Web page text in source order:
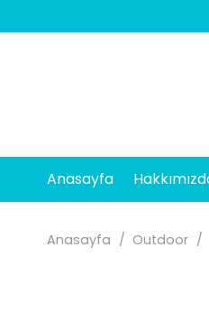
Anasayfa
Anasayfa / Outdoor /